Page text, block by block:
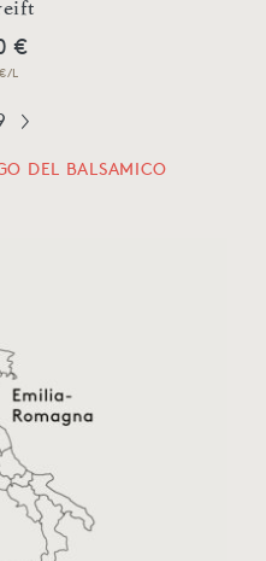
€
L
DEL BALSAMICO